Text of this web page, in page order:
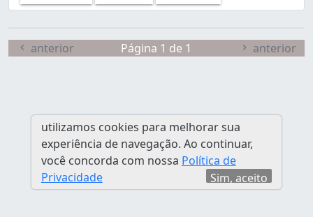
anterior Página 1 de 1 anterior
utilizamos cookies para melhorar sua
experiência de navegação. Ao continuar,
você concorda com nossa Política de
Privacidade
Sim, aceito